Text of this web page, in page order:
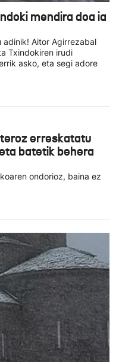
mendira doa ia
Aitor Agirrezabal
Txindokiren irudi
asko, eta segi adore
erreskatatu
batetik behera
ondorioz, baina ez